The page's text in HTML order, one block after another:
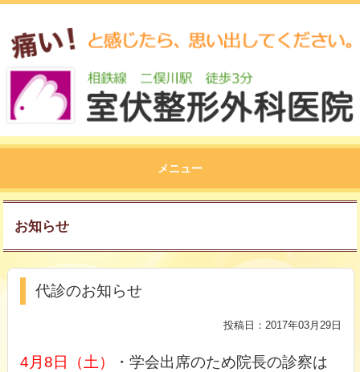
メニュー
お知らせ
代診のお知らせ
投稿日：2017年03月29日
4月8日（土）
・学会出席のため院長の診察は